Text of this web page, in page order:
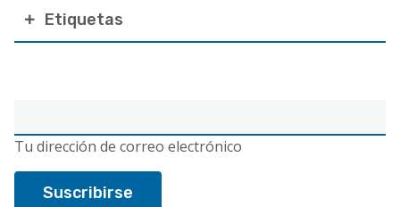
electrónico
Tu dirección de correo electrónico
Etiquetas